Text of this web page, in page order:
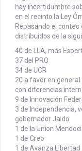
hay incertidumbre
en el recinto la Ley
Repasando el
distribuidos de la
40 de LLA, más
37 del PRO
34 de UCR
20 a favor en general
con diferencias
9 de Innovación
3 de Independencia,
gobernador Jaldo
1 de la Union
1 de Creo
1 de Avanza Libertad